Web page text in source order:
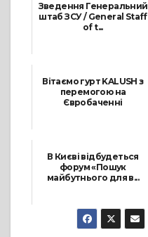
Зведення Генеральний
штаб ЗСУ / General Staff
of t...
Вітаємо гурт KALUSH з
перемогою на
Євробаченні
В Києві відбудеться
форум «Пошук
майбутнього для в...
6 Листопада, 2023